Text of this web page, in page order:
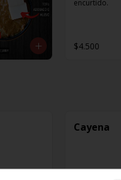
encurtido.
$4.500
Cayena